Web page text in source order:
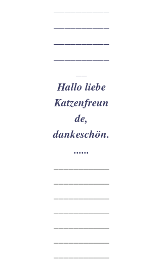
Hallo liebe
Katzenfreun
de,
dankeschön.
......
___________
___________
___________
___________
___________
___________
___________